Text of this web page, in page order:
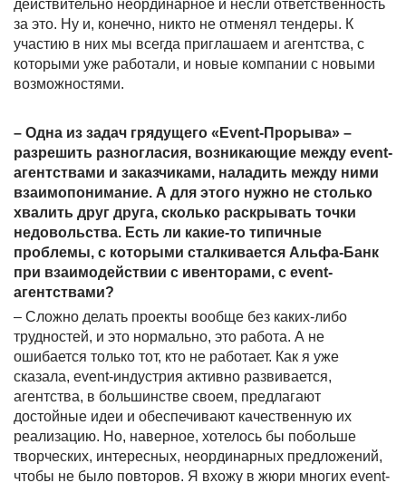
действительно неординарное и несли ответственность
за это. Ну и, конечно, никто не отменял тендеры. К
участию в них мы всегда приглашаем и агентства, с
которыми уже работали, и новые компании с новыми
возможностями.
– Одна из задач грядущего «Event-Прорыва» –
разрешить разногласия, возникающие между event-
агентствами и заказчиками, наладить между ними
взаимопонимание. А для этого нужно не столько
хвалить друг друга, сколько раскрывать точки
недовольства. Есть ли какие-то типичные
проблемы, с которыми сталкивается Альфа-Банк
при взаимодействии с ивенторами, с event-
агентствами?
– Сложно делать проекты вообще без каких-либо
трудностей, и это нормально, это работа. А не
ошибается только тот, кто не работает. Как я уже
сказала, event-индустрия активно развивается,
агентства, в большинстве своем, предлагают
достойные идеи и обеспечивают качественную их
реализацию. Но, наверное, хотелось бы побольше
творческих, интересных, неординарных предложений,
чтобы не было повторов. Я вхожу в жюри многих event-